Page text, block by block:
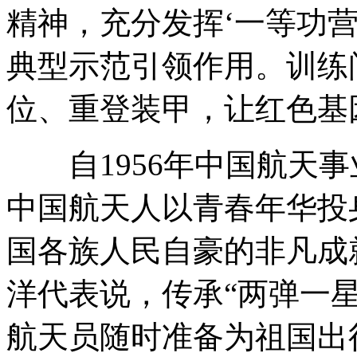
精神，充分发挥‘一等功
典型示范引领作用。训
位、重登装甲，让红色
自1956年中国航天事
中国航天人以青春年华
国各族人民自豪的非凡
洋代表说，传承“两弹一
航天员随时准备为祖国